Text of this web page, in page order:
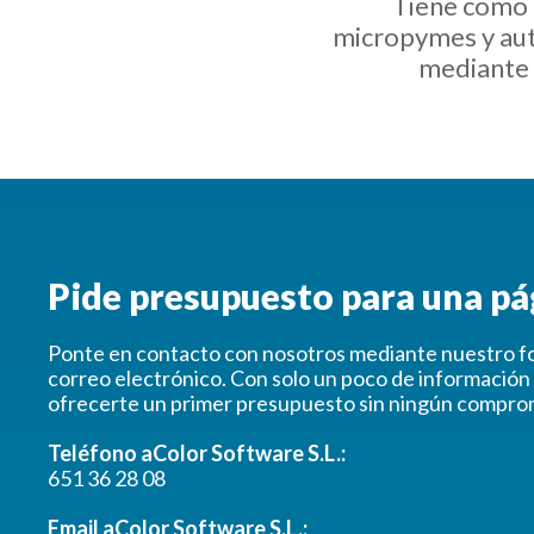
micropymes y
Pide presupuesto para una
Ponte en contacto con nosotros mediante nuestro
correo electrónico. Con solo un poco de
ofrecerte un primer presupuesto sin ningún
Teléfono aColor Software S.L.:
651 36 28 08
Email aColor Software S.L.: